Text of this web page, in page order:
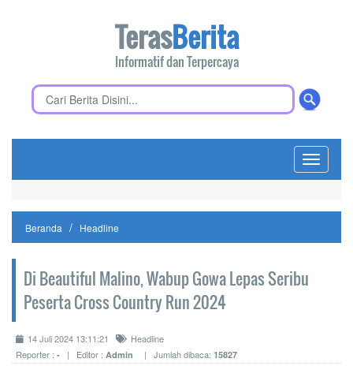
TerasBerita
Informatif dan Terpercaya
Toggle
Beranda Headline
Di Beautiful Malino, Wabup Gowa Lepas Seribu
Peserta Cross Country Run 2024
14 Juli 2024 13:11:21
Headline
Reporter : - | Editor : Admin | Jumlah dibaca: 15827